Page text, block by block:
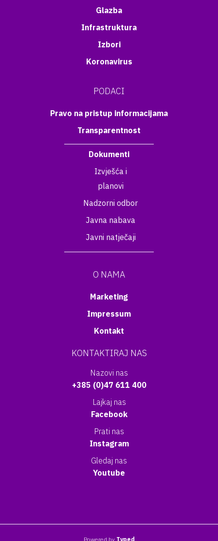
Glazba
Infrastruktura
Izbori
Koronavirus
PODACI
Pravo na pristup informacijama
Transparentnost
Dokumenti
Izvješća i
planovi
Nadzorni odbor
Javna nabava
Javni natječaji
O NAMA
Marketing
Impressum
Kontakt
KONTAKTIRAJ NAS
Nazovi nas
+385 (0)47 611 400
Lajkaj nas
Facebook
Prati nas
Instagram
Gledaj nas
Youtube
Powered by Typed